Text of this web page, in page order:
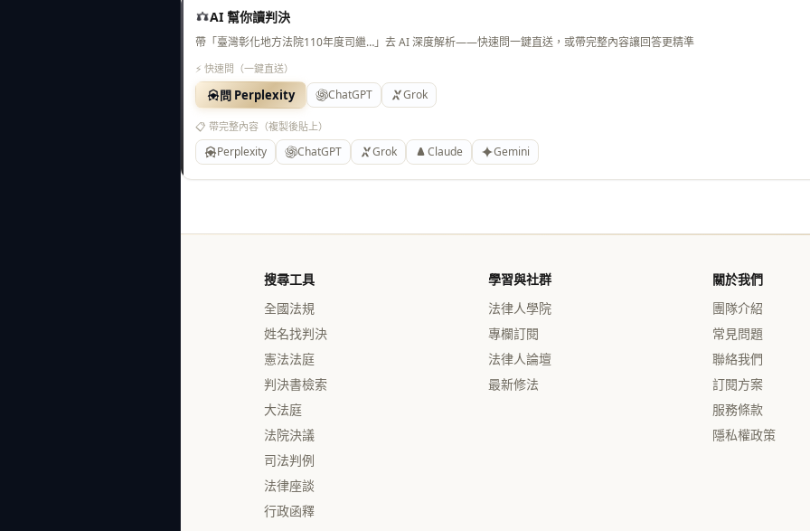
AI 幫你讀判決
帶「臺灣彰化地方法院110年度司繼…」去 AI 深度解析——快速問一鍵直送，或帶完整內容讓回答更精準
⚡ 快速問（一鍵直送）
問 Perplexity ChatGPT Grok
📋 帶完整內容（複製後貼上）
Perplexity ChatGPT Grok Claude Gemini
搜尋工具
全國法規
姓名找判決
憲法法庭
判決書檢索
大法庭
法院決議
司法判例
法律座談
行政函釋
學習與社群
法律人學院
專欄訂閱
法律人論壇
最新修法
關於我們
團隊介紹
常見問題
聯絡我們
訂閱方案
服務條款
隱私權政策